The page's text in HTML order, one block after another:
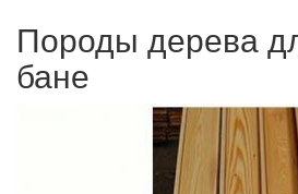
Породы дерева
бане